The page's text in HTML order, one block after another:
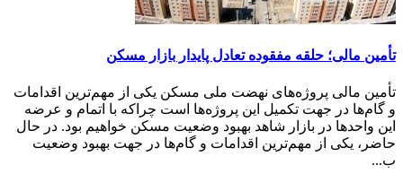
تأمین مالی؛ حلقه مفقوده تعادل پایدار بازار مسکن
تأمین مالی پروژه‌های نهضت ملی مسکن یکی از مهم‌ترین اقدامات
و گام‌ها در جهت تکمیل این پروژه‌ها است چراکه با اتمام و عرضه
این واحدها در بازار شاهد بهبود وضعیت مسکن خواهیم بود. در حال
حاضر، یکی از مهم‌ترین اقدامات و گام‌ها در جهت بهبود وضعیت
ب...